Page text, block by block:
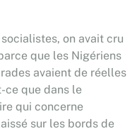
on avait cru
que les Nigériens
avaient de réelles
ce que dans le
qui concerne
sur les bords de